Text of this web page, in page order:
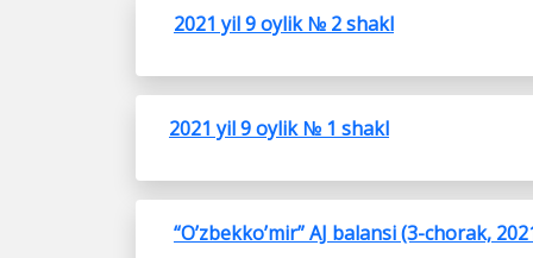
2021 yil 9 oylik № 2 shakl
2021 yil 9 oylik № 1 shakl
“O’zbekko’mir” AJ balansi (3-chorak,